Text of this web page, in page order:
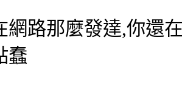
網路那麼發達,你還
蠢